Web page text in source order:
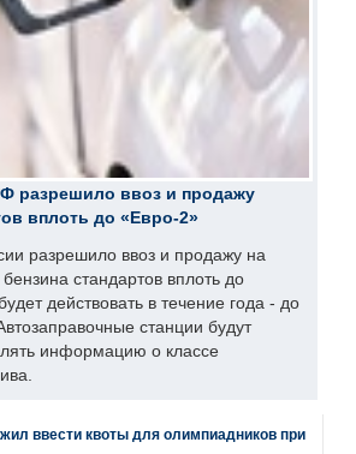
разрешило ввоз и продажу
вплоть до «Евро-2»
разрешило ввоз и продажу на
стандартов вплоть до
действовать в течение года - до
станции будут
информацию о классе
ввести квоты для олимпиадников при